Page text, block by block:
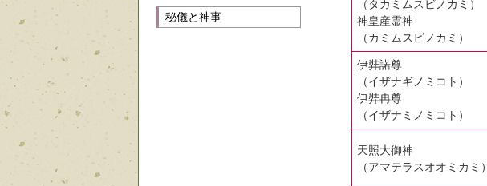
秘儀と神事
（タカミムスビノカミ）
神皇産霊神
（カミムスビノカミ）
伊弉諾尊
（イザナギノミコト）
伊弉冉尊
（イザナミノミコト）
天照大御神
（アマテラスオオミカミ）